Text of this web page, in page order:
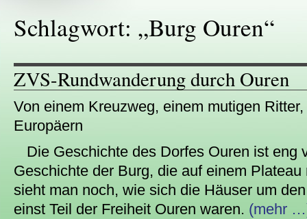
Schlagwort: „Burg Ouren“
ZVS-Rundwanderung durch Ouren
Von einem Kreuzweg, einem mutigen Ritter,
Europäern
Die Geschichte des Dorfes Ouren ist eng
Geschichte der Burg, die auf einem
sieht man noch, wie sich die Häuser um
einst Teil der Freiheit Ouren waren. (mehr